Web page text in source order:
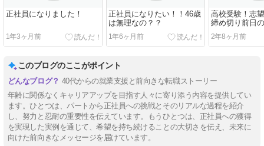
正社員になりました！
1年3ヶ月前
正社員になりたい！！46歳
は無理なの？？
1年6ヶ月前
高校受験！志
締め切り前日
に・・・・・・
2年8ヶ月前
このブログのここがポイント
40代からの就業支援と前向きな転職ストーリー
年齢に関係なくキャリアアップを目指す人々に寄り添う内容を提供してい
ます。ひとつは、パートから正社員への挑戦とそのリアルな過程を紹介
し、努力と忍耐の重要性を伝えています。もうひとつは、正社員への獲得
を実現した実例を通じて、希望を持ち続けることの大切さを伝え、未来に
向けた前向きなメッセージを届けています。